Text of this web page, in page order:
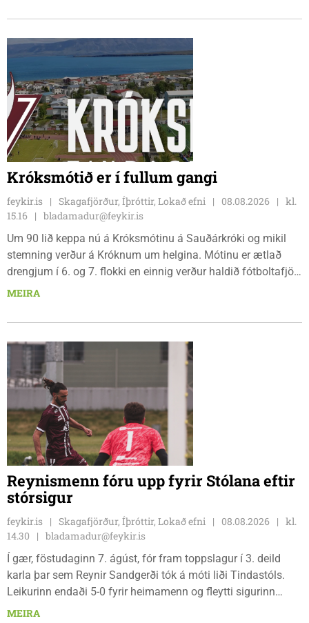
og sagði Magnús Barðdal sveitarstjóri það vera virkilega
þegar Feykir spurði hann út í málið.
Króksmótið er í fullum gangi
feykir.is Skagafjörður, Íþróttir, Lokað efni 08.08.2026
kl.
15.16
bladamadur@feykir.is
Um 90 lið keppa nú á Króksmótinu á Sauðárkróki og mikil
stemning verður á Króknum um helgina. Mótinu er ætlað
drengjum í 6. og 7. flokki en einnig verður haldið fótboltafjör
fyrir yngri systkini. Mótið hófst í gær, föstudaginn 7. ágúst
MEIRA
Reynismenn fóru upp fyrir Stólana eftir
stórsigur
feykir.is Skagafjörður, Íþróttir, Lokað efni 08.08.2026
kl.
14.30
bladamadur@feykir.is
Í gær, föstudaginn 7. ágúst, fór fram toppslagur í 3. deild
karla þar sem Reynir Sandgerði tók á móti liði Tindastóls.
Leikurinn endaði 5-0 fyrir heimamenn og fleytti sigurinn
Reynismönnum á topp deildarinnar en Stólunum í annað
MEIRA